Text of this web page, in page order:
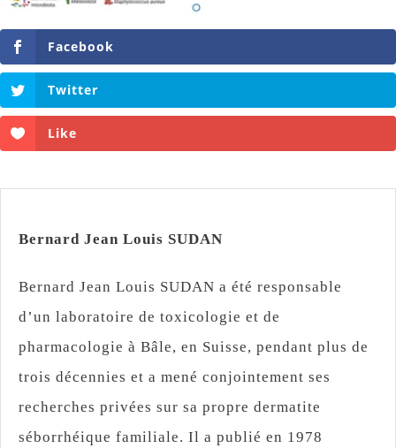
Facebook
Twitter
Like
Bernard Jean Louis SUDAN
Bernard Jean Louis SUDAN a été responsable
d’un laboratoire de toxicologie et de
pharmacologie à Bâle, en Suisse, pendant plus de
trois décennies et a mené conjointement ses
recherches privées sur sa propre dermatite
séborrhéique familiale. Il a publié en 1978